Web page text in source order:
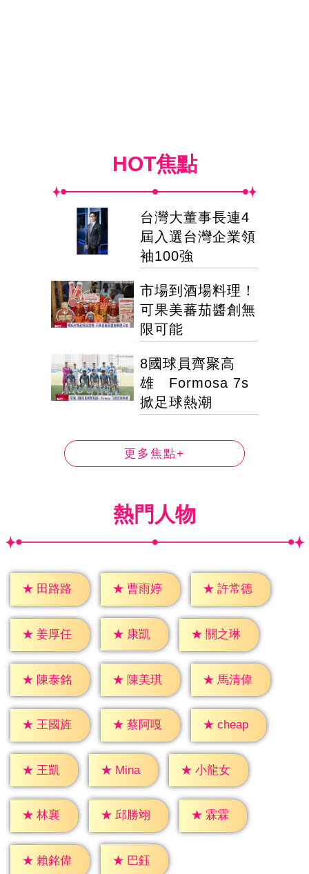
HOT焦點
台灣大董事長連4
屆入選台灣企業領
袖100強
市場到酒場料理！
可果美蕃茄醬創無
限可能
8國球員齊聚高
雄 Formosa 7s
掀足球熱潮
更多焦點+
熱門人物
★ 田路路 ★ 曹雨婷 ★ 許常德
★ 姜厚任 ★ 康凱 ★ 關之琳
★ 陳泰銘 ★ 陳美琪 ★ 馬清偉
★ 王國旌 ★ 蔡阿嘎 ★ cheap
★ 王凱 ★ Mina ★ 小龍女
★ 林襄 ★ 邱勝翊 ★ 霖霖
★ 賴銘偉 ★ 巴鈺